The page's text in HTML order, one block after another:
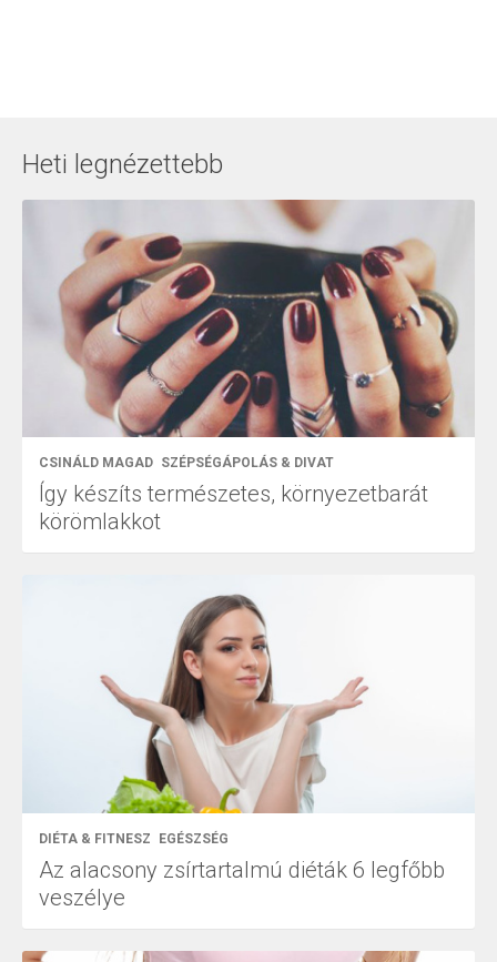
Heti legnézettebb
CSINÁLD MAGAD SZÉPSÉGÁPOLÁS & DIVAT
Így készíts természetes, környezetbarát
körömlakkot
DIÉTA & FITNESZ EGÉSZSÉG
Az alacsony zsírtartalmú diéták 6 legfőbb
veszélye